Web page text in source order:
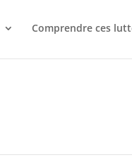
Comprendre ces